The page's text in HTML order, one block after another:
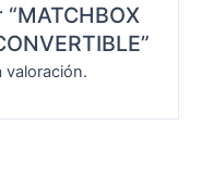
valoración.